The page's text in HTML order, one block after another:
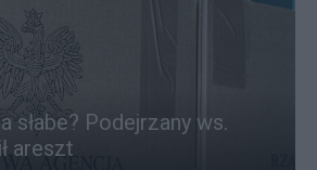
słabe? Podejrzany ws.
areszt